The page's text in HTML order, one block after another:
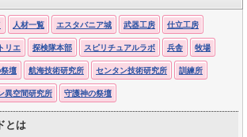
人材一覧 エスタバニア城 武器工房 仕立工房
リエ 探検隊本部 スピリチュアルラボ 兵舎 牧場
壇 航海技術研究所 センタン技術研究所 訓練所
異空間研究所 守護神の祭壇
とは